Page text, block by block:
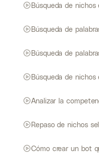
Búsqueda de
Búsqueda de
Búsqueda de
Búsqueda de
Analizar la
Repaso de nichos
Cómo crear un bot que